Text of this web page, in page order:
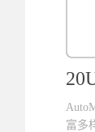
富多